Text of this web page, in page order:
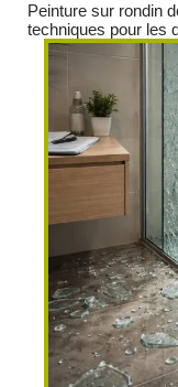
Peinture sur rondin
techniques pour les